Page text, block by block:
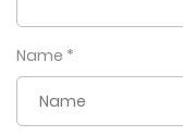
Name *